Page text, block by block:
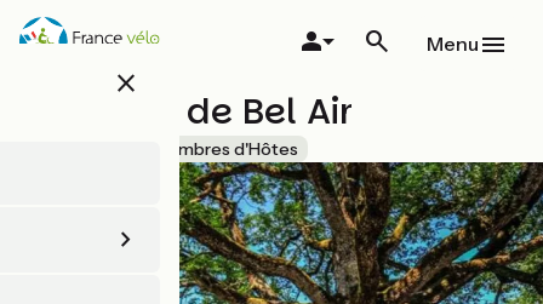
Aller
au
close
Menu
Domaine de Bel Air
Chambres d'Hôtes